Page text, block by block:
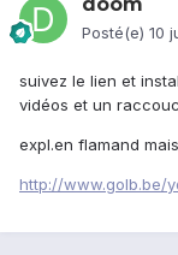
doom
Posté(e) 10
suivez le lien et
vidéos et un
expl.en flamand
http://www.golb.be/